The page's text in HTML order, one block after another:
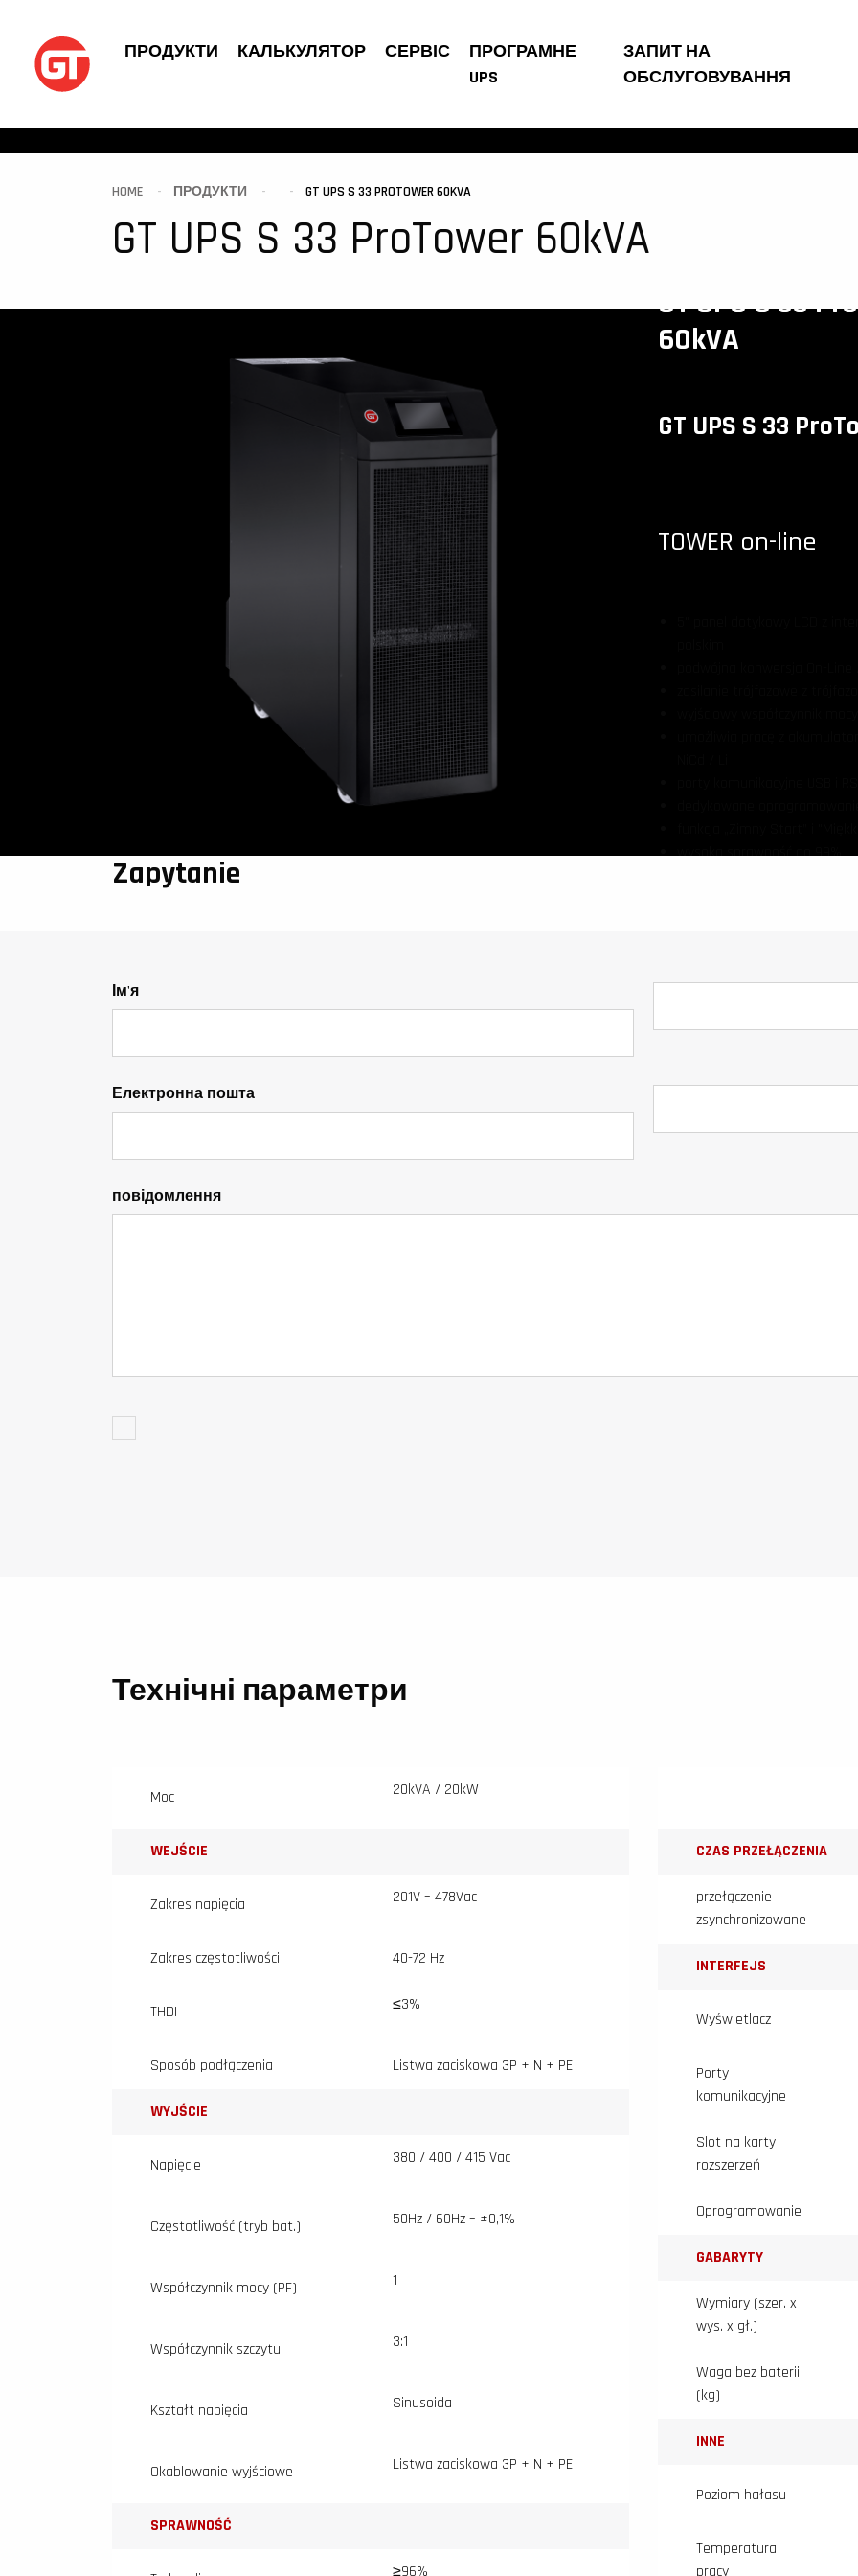
ПРОДУКТИ КАЛЬКУЛЯТОР СЕРВІС
ПРОГРАМНЕ
UPS
ЗАПИТ НА
ОБСЛУГОВУВАННЯ
HOME ПРОДУКТИ GT UPS S 33 PROTOWER 60KVA
GT UPS S 33 ProTower 60kVA
GT UPS S 33
60kVA
GT UPS S 33
TOWER on-line
wysoka sprawność do 99%
Zapytanie
Ім'я
Електронна пошта
повідомлення
Технічні параметри
Moc 20kVA / 20kW
WEJŚCIE
Zakres napięcia 201V – 478Vac
Zakres częstotliwości 40-72 Hz
THDI ≤3%
Sposób podłączenia Listwa zaciskowa 3P + N + PE
WYJŚCIE
Napięcie 380 / 400 / 415 Vac
Częstotliwość (tryb bat.) 50Hz / 60Hz – ±0,1%
Współczynnik mocy (PF) 1
Współczynnik szczytu 3:1
Kształt napięcia Sinusoida
Okablowanie wyjściowe Listwa zaciskowa 3P + N + PE
SPRAWNOŚĆ
≥96%
CZAS PRZEŁĄCZENIA
przełączenie
zsynchronizowane
INTERFEJS
Wyświetlacz
Porty
komunikacyjne
Slot na karty
rozszerzeń
Oprogramowanie
GABARYTY
Wymiary (szer. x
wys. x gł.)
Waga bez baterii
(kg)
INNE
Poziom hałasu
Temperatura
pracy